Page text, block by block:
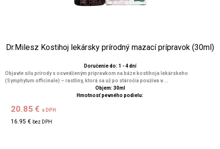
Dr.Milesz Kostihoj lekársky prírodný mazací prípravok (30ml)
Doručenie do: 1 - 4 dní
Objavte silu prírody s osvedčeným prípravkom na báze kostihoja lekárskeho
(Symphytum officinale) – rastliny, ktorá sa už po stáročia používa v ...
Objem: 30ml
Hmotnosť pevného podielu:
20.85 € s DPH
16.95 € bez DPH